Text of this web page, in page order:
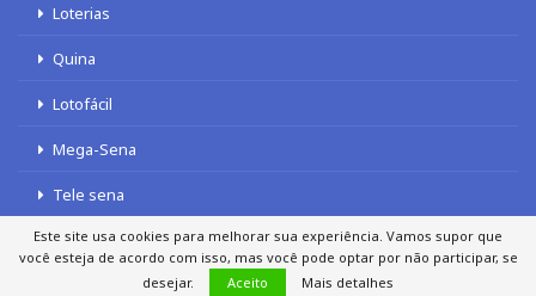
Loterias
Quina
Lotofácil
Mega-Sena
Tele sena
Este site usa cookies para melhorar sua experiência. Vamos supor que
você esteja de acordo com isso, mas você pode optar por não participar, se
desejar.
Aceito Mais detalhes